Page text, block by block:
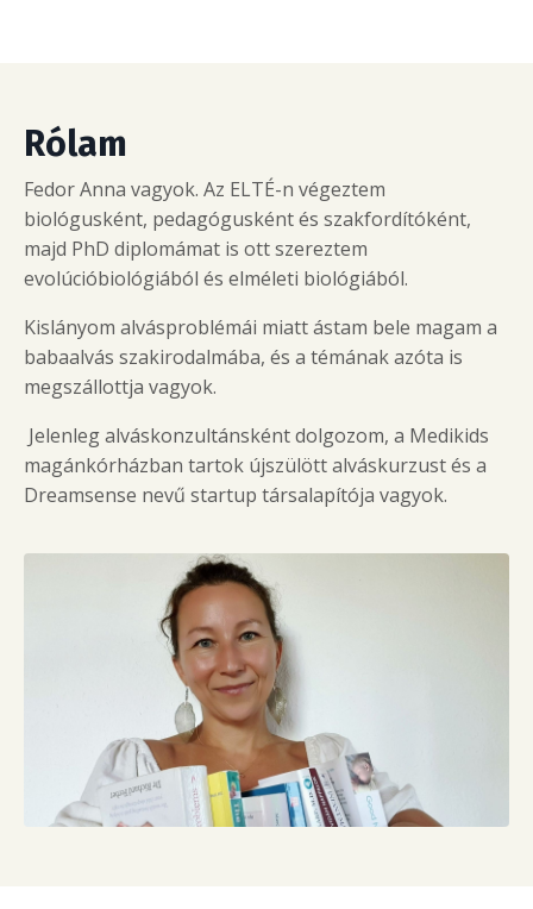
Rólam
Fedor Anna vagyok. Az ELTÉ-n végeztem
biológusként, pedagógusként és szakfordítóként,
majd PhD diplomámat is ott szereztem
evolúcióbiológiából és elméleti biológiából.
Kislányom alvásproblémái miatt ástam bele magam a
babaalvás szakirodalmába, és a témának azóta is
megszállottja vagyok.
Jelenleg alváskonzultánsként dolgozom, a Medikids
magánkórházban tartok újszülött alváskurzust és a
Dreamsense nevű startup társalapítója vagyok.